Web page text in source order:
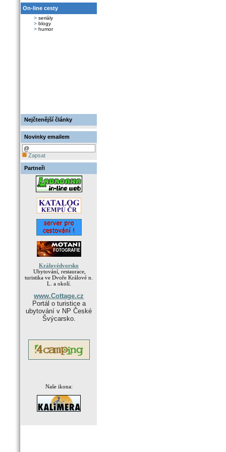
On-line cesty
> seriály
> blogy
> humor
Nejčtenější články
Novinky emailem
Zapsat
Partneři
Královédvorsko
Ubytování, restaurace,
turistika ve Dvoře Králové n.
L. a okolí.
www.Cottage.cz
Portál o turistice a
ubytování v NP České
Švýcarsko.
Naše ikona: